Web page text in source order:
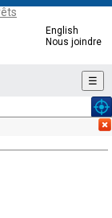
English
Nous joindre
☰